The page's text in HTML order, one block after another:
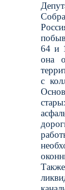
64 и
она
с